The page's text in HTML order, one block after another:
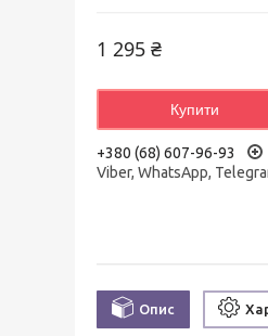
1 295 ₴
Купити
+380 (68) 607-96-93
Viber, WhatsApp,
Опис